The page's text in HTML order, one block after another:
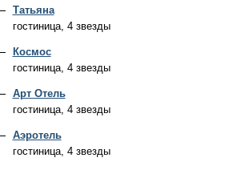
Татьяна
гостиница, 4 звезды
Космос
гостиница, 4 звезды
Арт Отель
гостиница, 4 звезды
Аэротель
гостиница, 4 звезды